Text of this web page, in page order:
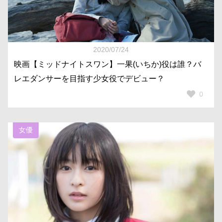
2020/07/24
映画【ミッドナイトスワン】一果(いちか)役は誰？バ
レエダンサーを目指す少女役でデビュー？
0
女優